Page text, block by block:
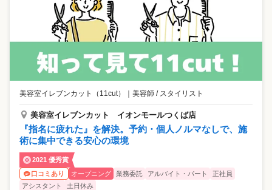
美容室イレブンカット（11cut） 美容師 / スタイリスト
美容室イレブンカット イオンモールつくば店
『指名に疲れた』を解決。予約・個人ノルマなしで、施
術に集中できる安心の環境
2021 優秀賞
口コミあり
オープニング 業務委託 アルバイト・パート
正社員
アシスタント
土日休み